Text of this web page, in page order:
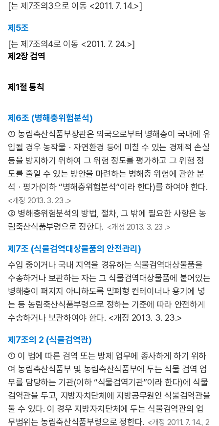
[는 제7조의3으로 이동 <2011. 7. 14.>]
제5조
[는 제7조의4로 이동 <2011. 7. 24.>]
제2장 검역
제1절 통칙
제6조 (병해충위험분석)
① 농림축산식품부장관은 외국으로부터 병해충이 국내에 유
입될 경우 농작물ㆍ자연환경 등에 미칠 수 있는 경제적 손실
등을 방지하기 위하여 그 위험 정도를 평가하고 그 위험 정
도를 줄일 수 있는 방안을 마련하는 병해충 위험에 관한 분
석ㆍ평가(이하 “병해충위험분석”이라 한다)를 하여야 한다.
<개정 2013. 3. 23 .>
② 병해충위험분석의 방법, 절차, 그 밖에 필요한 사항은 농
림축산식품부령으로 정한다. <개정 2013. 3. 23 .>
제7조 (식물검역대상물품의 안전관리)
수입 중이거나 국내 지역을 경유하는 식물검역대상물품을
수송하거나 보관하는 자는 그 식물검역대상물품에 붙어있는
병해충이 퍼지지 아니하도록 밀폐형 컨테이너나 용기에 넣
는 등 농림축산식품부령으로 정하는 기준에 따라 안전하게
수송하거나 보관하여야 한다. <개정 2013. 3. 23.>
제7조의 2 (식물검역관)
① 이 법에 따른 검역 또는 방제 업무에 종사하게 하기 위하
여 농림축산식품부 및 농림축산식품부에 두는 식물 검역 업
무를 담당하는 기관(이하 “식물검역기관”이라 한다)에 식물
검역관을 두고, 지방자치단체에 지방공무원인 식물검역관을
둘 수 있다. 이 경우 지방자치단체에 두는 식물검역관의 업
무범위는 농림축산식품부령으로 정한다. <개정 2011. 7. 14., 2